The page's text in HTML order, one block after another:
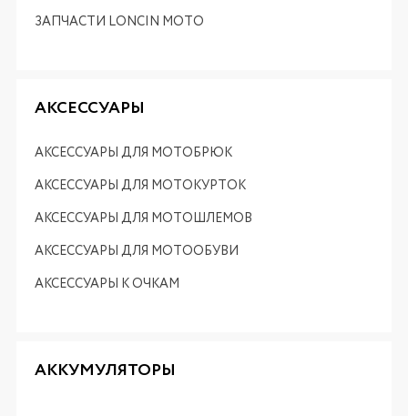
ЗАПЧАСТИ LONCIN MOTO
АКСЕССУАРЫ
АКСЕССУАРЫ ДЛЯ МОТОБРЮК
АКСЕССУАРЫ ДЛЯ МОТОКУРТОК
АКСЕССУАРЫ ДЛЯ МОТОШЛЕМОВ
АКСЕССУАРЫ ДЛЯ МОТООБУВИ
АКСЕССУАРЫ К ОЧКАМ
АККУМУЛЯТОРЫ